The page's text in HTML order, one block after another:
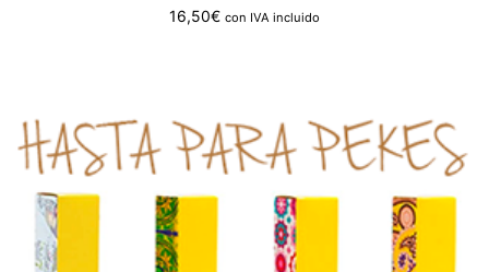
16,50€ con IVA incluido